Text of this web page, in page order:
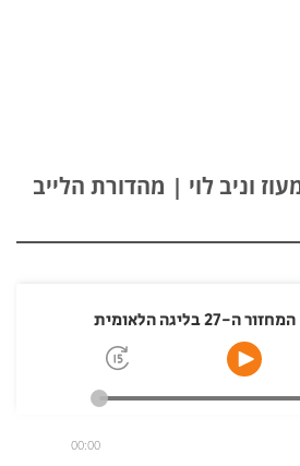
וניב לוי | מהדורת הלייב
00:00